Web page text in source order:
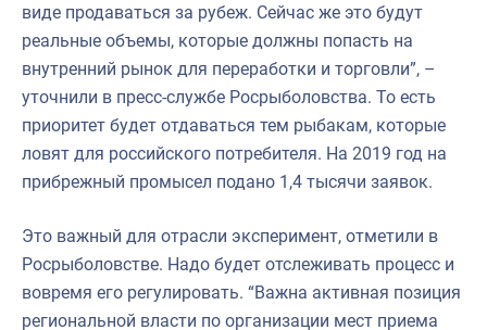
виде продаваться за рубеж. Сейчас же это будут
реальные объемы, которые должны попасть на
внутренний рынок для переработки и торговли”, –
уточнили в пресс-службе Росрыболовства. То есть
приоритет будет отдаваться тем рыбакам, которые
ловят для российского потребителя. На 2019 год на
прибрежный промысел подано 1,4 тысячи заявок.
Это важный для отрасли эксперимент, отметили в
Росрыболовстве. Надо будет отслеживать процесс и
вовремя его регулировать. “Важна активная позиция
региональной власти по организации мест приема